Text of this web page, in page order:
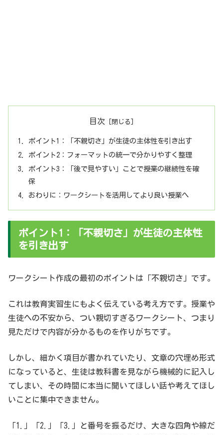
目次
ポイント1：「不親切さ」が生徒の主体性を引き出す
ポイント2：フォーマットの統一で分かりやすく整理
ポイント3：「後で見やすい」ことで授業の継続性を確
保
おわりに：ワークシートを活用してより良い授業へ
ポイント1：「不親切さ」が生徒の主体性
を引き出す
ワークシート作成の最初のポイントは「不親切さ」です。
これは教育実習生にもよく伝えている考え方です。授業や
生徒への不安から、つい親切すぎるワークシート、つまり
見ただけで内容が分かるものを作りがちです。
しかし、細かく項目が書かれていたり、文章の穴埋め形式
になっていると、生徒は教科書を見ながら機械的に記入し
てしまい、その時間に本当に聞いてほしい話や考えてほし
いことに集中できません。
「1.」「2.」「3.」と番号を振るだけ、大きな四角や線だ